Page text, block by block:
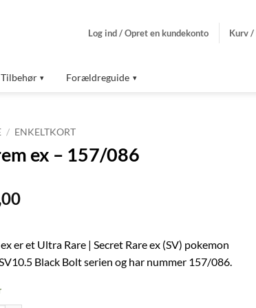
Log ind / Opret en kundekonto Kurv /
Tilbehør Forældreguide
/ ENKELTKORT
ex – 157/086
er et Ultra Rare | Secret Rare ex (SV) pokemon
Black Bolt serien og har nummer 157/086.